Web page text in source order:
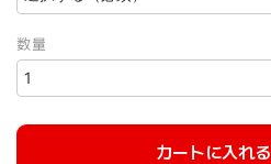
数量
カートに入れる